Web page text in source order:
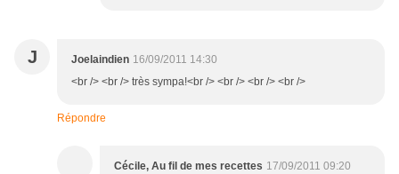
J Joelaindien 16/09/2011 14:30
<br /> <br /> très sympa!<br /> <br /> <br /> <br />
Répondre
Cécile, Au fil de mes recettes 17/09/2011 09:20